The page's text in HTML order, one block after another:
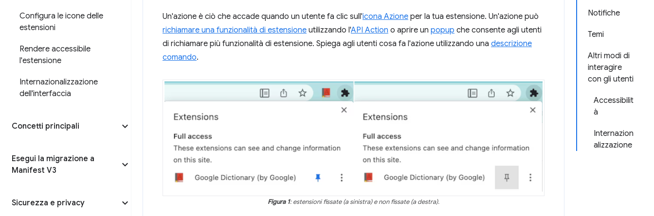
Configura le icone delle
estensioni
Rendere accessibile
l'estensione
Internazionalizzazione
dell'interfaccia
Concetti principali
Esegui la migrazione a
Manifest V3
Sicurezza e privacy
Notifiche
Temi
Altri modi di
interagire
con gli utenti
Accessibilit
à
Internazion
alizzazione
Un'azione è ciò che accade quando un utente fa clic sull'icona Azione per la tua estensione. Un'azione può
richiamare una funzionalità di estensione utilizzando l'API Action o aprire un popup che consente agli utenti
di richiamare più funzionalità di estensione. Spiega agli utenti cosa fa l'azione utilizzando una descrizione
comando.
Figura 1: estensioni fissate (a sinistra) e non fissate (a destra).